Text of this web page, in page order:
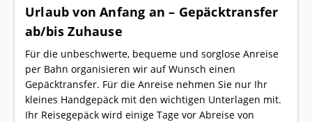
Urlaub von Anfang an – Gepäcktransfer
ab/bis Zuhause
Für die unbeschwerte, bequeme und sorglose Anreise
per Bahn organisieren wir auf Wunsch einen
Gepäcktransfer. Für die Anreise nehmen Sie nur Ihr
kleines Handgepäck mit den wichtigen Unterlagen mit.
Ihr Reisegepäck wird einige Tage vor Abreise von